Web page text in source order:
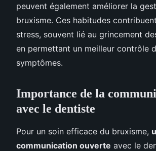
peuvent également améliorer la
bruxisme. Ces habitudes
stress, souvent lié au grincement
en permettant un meilleur contrôle
symptômes.
Importance de la
avec le dentiste
Pour un soin efficace du bruxisme,
communication ouverte avec le